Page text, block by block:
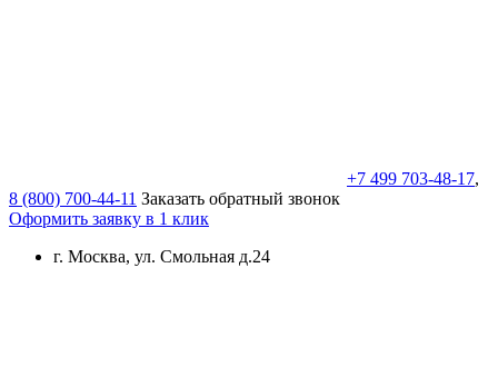
+7 499 703-48-17,
8 (800) 700-44-11 Заказать обратный звонок
Оформить заявку в 1 клик
г. Москва, ул. Смольная д.24